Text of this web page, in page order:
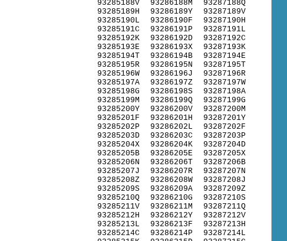
93285188V
93285189H
93285190L
93285191C
93285192K
93285193E
93285194T
93285195R
93285196W
93285197A
93285198G
93285199M
93285200Y
93285201F
93285202P
93285203D
93285204X
93285205B
93285206N
93285207J
93285208Z
93285209S
93285210Q
93285211V
93285212H
93285213L
93285214C
93286188M
93286189Y
93286190F
93286191P
93286192D
93286193X
93286194B
93286195N
93286196J
93286197Z
93286198S
93286199Q
93286200V
93286201H
93286202L
93286203C
93286204K
93286205E
93286206T
93286207R
93286208W
93286209A
93286210G
93286211M
93286212Y
93286213F
93286214P
93287188Q
93287189V
93287190H
93287191L
93287192C
93287193K
93287194E
93287195T
93287196R
93287197W
93287198A
93287199G
93287200M
93287201Y
93287202F
93287203P
93287204D
93287205X
93287206B
93287207N
93287208J
93287209Z
93287210S
93287211Q
93287212V
93287213H
93287214L